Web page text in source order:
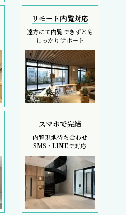
リモート内覧対応
遠方にて内覧できずとも
しっかりサポート
スマホで完結
内覧現地待ち合わせ
SMS・LINEで対応